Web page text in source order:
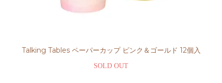
Talking Tables ペーパーカップ ピンク＆ゴールド 12個入
SOLD OUT